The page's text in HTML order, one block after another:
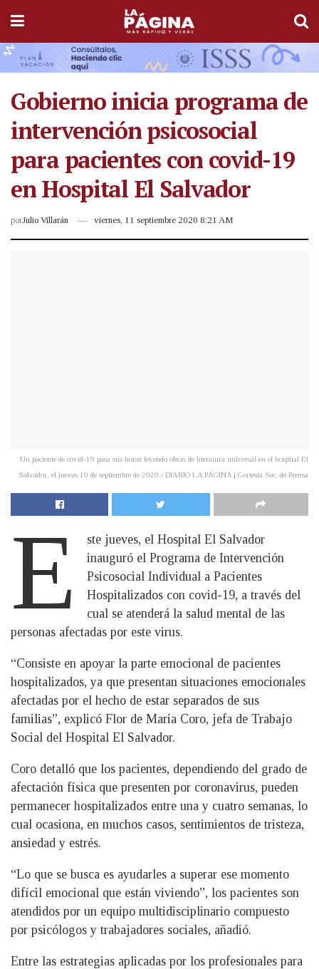
Gobierno inicia programa de
intervención psicosocial
para pacientes con covid-19
en Hospital El Salvador
porJulio Villarán viernes, 11 septiembre 2020 8:21 AM
Un paciente de covid-19 pasa sus horas leyendo obras de literatura universal en el hospital El
Salvador, el jueves 10 de septiembre de 2020./ DIARIO LA PÁGINA | Cortesía Sec. de Prensa
E
ste jueves, el Hospital El Salvador
inauguró el Programa de Intervención
Psicosocial Individual a Pacientes
Hospitalizados con covid-19, a través del
cual se atenderá la salud mental de las
personas afectadas por este virus.
“Consiste en apoyar la parte emocional de pacientes
hospitalizados, ya que presentan situaciones emocionales
afectadas por el hecho de estar separados de sus
familias”, explicó Flor de Maria Coro, jefa de Trabajo
Social del Hospital El Salvador.
Coro detalló que los pacientes, dependiendo del grado de
afectación física que presenten por coronavirus, pueden
permanecer hospitalizados entre una y cuatro semanas, lo
cual ocasiona, en muchos casos, sentimientos de tristeza,
ansiedad y estrés.
“Lo que se busca es ayudarles a superar ese momento
difícil emocional que están viviendo”, los pacientes son
atendidos por un equipo multidisciplinario compuesto
por psicólogos y trabajadores sociales, añadió.
Entre las estrategias aplicadas por los profesionales para